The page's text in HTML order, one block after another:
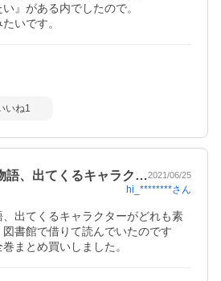
』がある内でしたので。
いです。
いね1
語、出てくるキャラク…2021/06/25
hi_********さん
出てくるキャラクターがどれも素
書館で借りて読んでいたのです
まとめ買いしました。